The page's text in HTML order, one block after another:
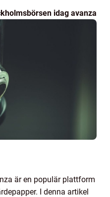
idag avanza
är en populär plattform
I denna artikel